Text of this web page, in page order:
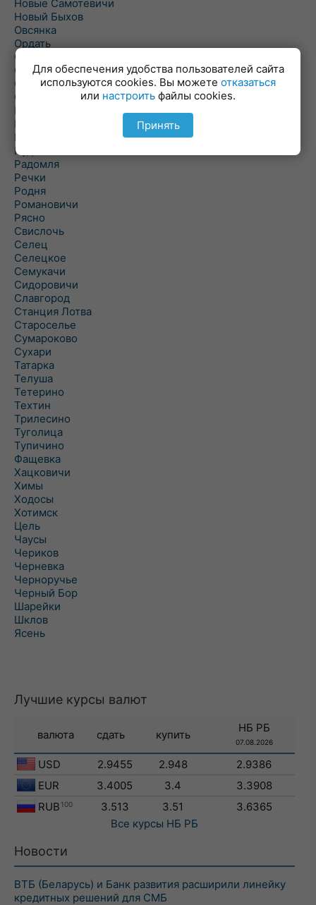
Новые Самотевичи
Новый Быхов
Овсянка
Ордать
Ореховка
Осиновка
Осиповичи
Осово
Павловичи
Паршино
Петуховка
Пудовня
Радомля
Речки
Родня
Романовичи
Рясно
Свислочь
Селец
Селецкое
Семукачи
Сидоровичи
Славгород
Станция Лотва
Староселье
Сумароково
Сухари
Татарка
Телуша
Тетерино
Техтин
Трилесино
Туголица
Тупичино
Фащевка
Хацковичи
Химы
Ходосы
Хотимск
Цель
Чаусы
Чериков
Черневка
Черноручье
Черный Бор
Шарейки
Шклов
Ясень
Лучшие курсы валют
валюта сдать купить
НБ РБ
07.08.2026
USD 2.9455 2.948
2.9386
EUR
3.4005 3.4
3.3908
RUB 100 3.513 3.51
3.6365
Все курсы НБ РБ
Новости
ВТБ (Беларусь) и Банк развития расширили линейку
кредитных решений для СМБ
Для обеспечения удобства пользователей сайта
используются cookies. Вы можете отказаться
или настроить файлы cookies.
Принять